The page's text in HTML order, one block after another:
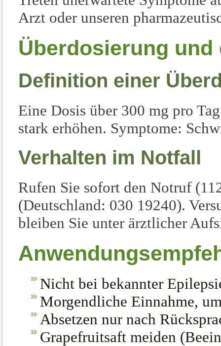
Arzt oder unseren
Überdosierung und
Definition einer
Eine Dosis über 300 mg pro
stark erhöhen. Symptome:
Verhalten im Notfall
Rufen Sie sofort den Notruf
(Deutschland: 030 19240).
bleiben Sie unter ärztlicher
Nicht bei bekannter
Morgendliche Einnahme,
Absetzen nur nach
Grapefruitsaft meiden